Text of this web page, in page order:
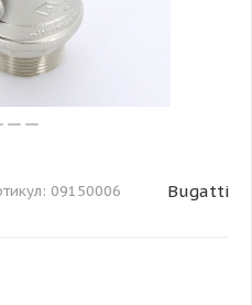
09150006 Bugatti